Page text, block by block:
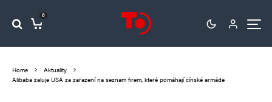
0
Home
Aktuality
Alibaba žaluje USA za zařazení na seznam firem, které pomáhají čínské armádě